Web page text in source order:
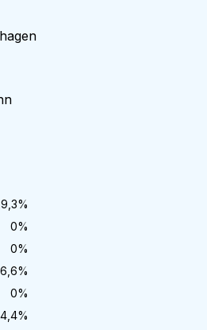
%
0%
0%
%
0%
%